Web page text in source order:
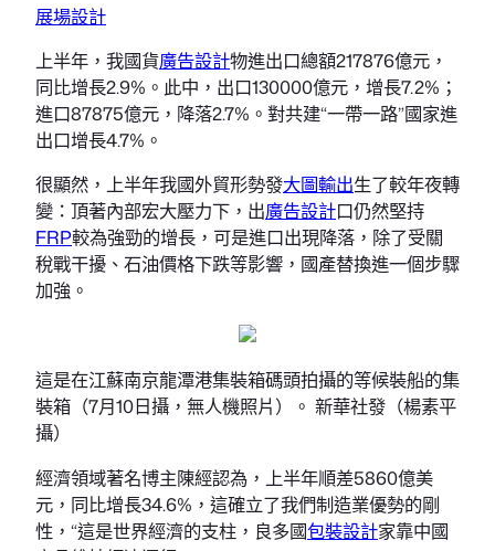
展場設計
上半年，我國貨廣告設計物進出口總額217876億元，
同比增長2.9%。此中，出口130000億元，增長7.2%；
進口87875億元，降落2.7%。對共建“一帶一路”國家進
出口增長4.7%。
很顯然，上半年我國外貿形勢發大圖輸出生了較年夜轉
變：頂著內部宏大壓力下，出廣告設計口仍然堅持
FRP較為強勁的增長，可是進口出現降落，除了受關
稅戰干擾、石油價格下跌等影響，國產替換進一個步驟
加強。
這是在江蘇南京龍潭港集裝箱碼頭拍攝的等候裝船的集
裝箱（7月10日攝，無人機照片）。 新華社發（楊素平
攝）
經濟領域著名博主陳經認為，上半年順差5860億美
元，同比增長34.6%，這確立了我們制造業優勢的剛
性，“這是世界經濟的支柱，良多國包裝設計家靠中國